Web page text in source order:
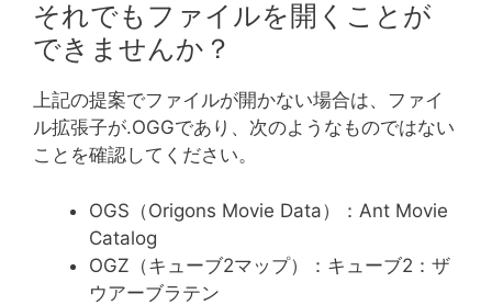
それでもファイルを開くことが
できませんか？
上記の提案でファイルが開かない場合は、ファイ
ル拡張子が.OGGであり、次のようなものではない
ことを確認してください。
OGS（Origons Movie Data）：Ant Movie
Catalog
OGZ（キューブ2マップ）：キューブ2：ザ
ウアーブラテン